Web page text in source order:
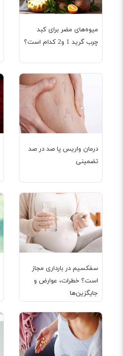
میوه‌های مضر برای کبد
چرب گرید 1 و2 کدام است؟
درمان واریس پا صد در صد
تضمینی
سفکسیم در بارداری مجاز
است؟ خطرات، عوارض و
جایگزین‌ها